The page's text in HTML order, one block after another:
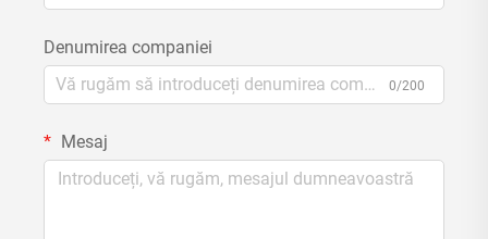
Denumirea companiei
0/200
Mesaj